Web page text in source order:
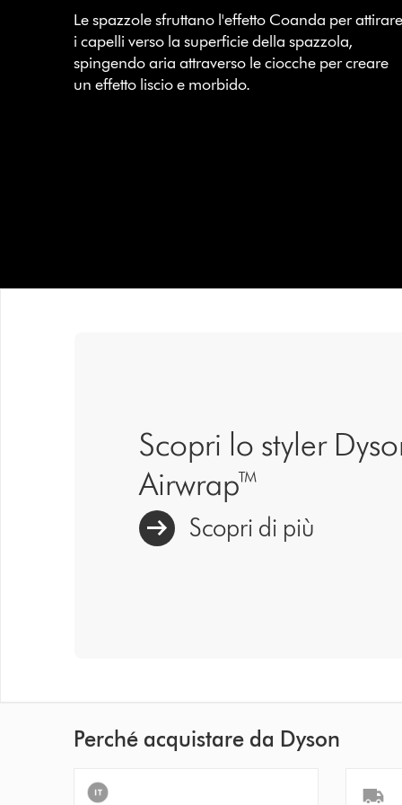
Le spazzole sfruttano l'effetto Coanda per
i capelli verso la superficie della spazzola,
spingendo aria attraverso le ciocche per creare
un effetto liscio e morbido.
Scopri lo styler
Airwrap™
Scopri di più
Perché acquistare da Dyson